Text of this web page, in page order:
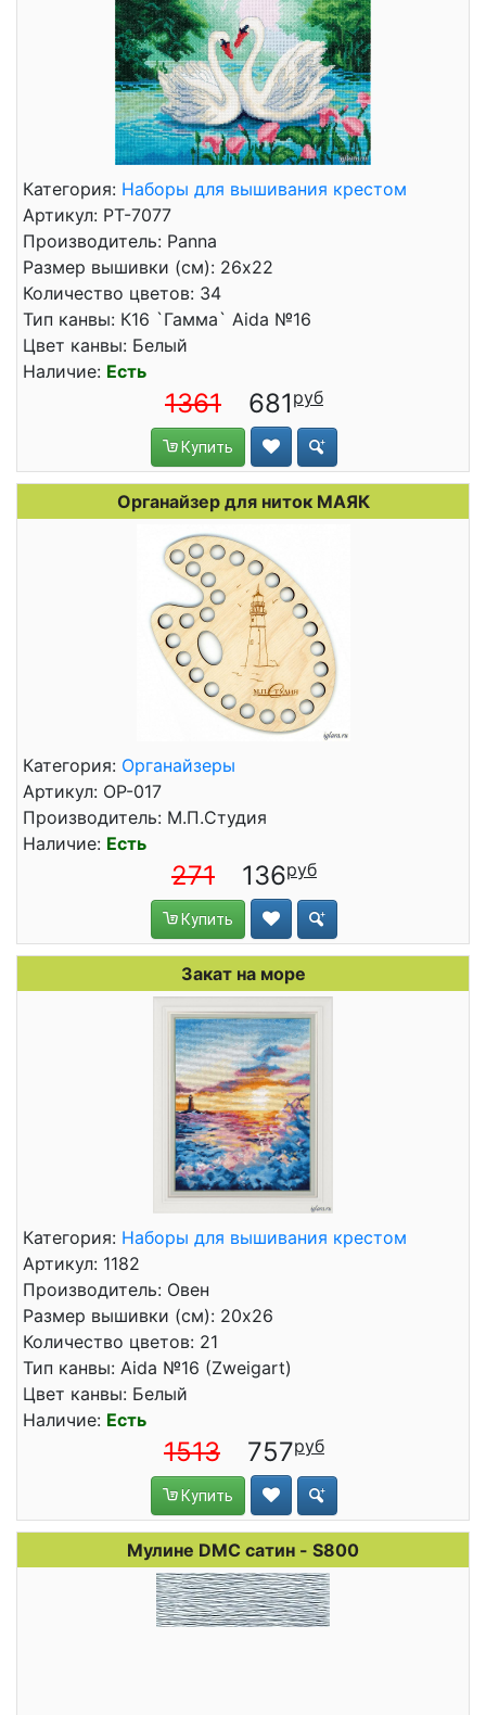
Категория: Наборы для вышивания крестом
Артикул: PT-7077
Производитель: Panna
Размер вышивки (см): 26x22
Количество цветов: 34
Тип канвы: К16 `Гамма` Aida №16
Цвет канвы: Белый
Наличие: Есть
1361 681
Купить
Органайзер для ниток МАЯК
Категория: Органайзеры
Артикул: ОР-017
Производитель: М.П.Студия
Наличие: Есть
271 136
Купить
Закат на море
Категория: Наборы для вышивания крестом
Артикул: 1182
Производитель: Овен
Размер вышивки (см): 20x26
Количество цветов: 21
Тип канвы: Aida №16 (Zweigart)
Цвет канвы: Белый
Наличие: Есть
1513 757
Купить
Мулине DMC сатин - S800